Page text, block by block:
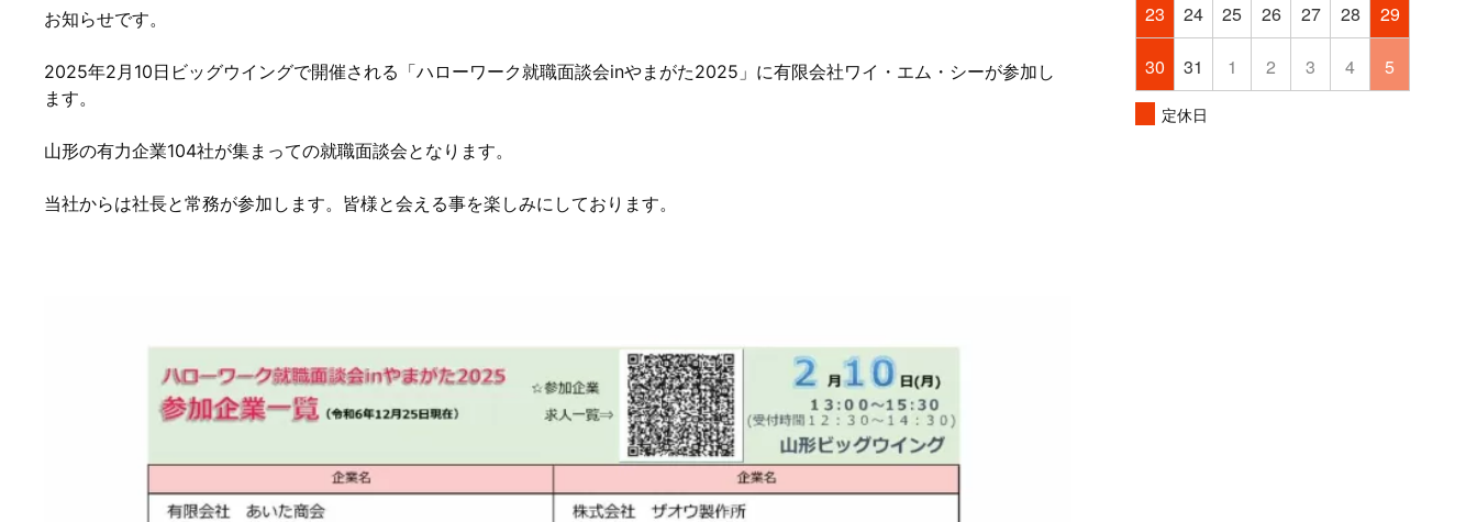
お知らせです。
2025年2月10日ビッグウイングで開催される「ハローワーク就職面談会inやまがた2025」に有限会社ワイ・エム・シーが参加し
ます。
山形の有力企業104社が集まっての就職面談会となります。
当社からは社長と常務が参加します。皆様と会える事を楽しみにしております。
23 24 25 26 27 28 29
30 31 1 2 3 4 5
定休日